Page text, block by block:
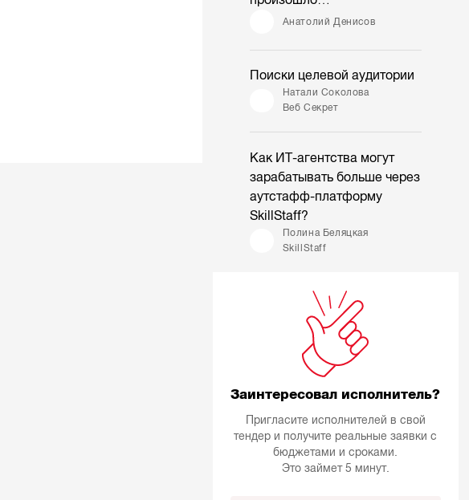
Анатолий Денисов
Поиски целевой аудитории
Натали Соколова
Веб Секрет
Как ИТ-агентства могут
зарабатывать больше через
аутстафф-платформу
SkillStaff?
Полина Беляцкая
SkillStaff
Заинтересовал исполнитель?
Пригласите исполнителей в свой
тендер и получите реальные заявки с
бюджетами и сроками.
Это займет 5 минут.